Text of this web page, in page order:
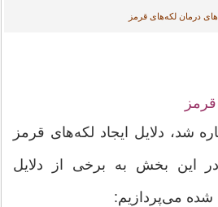
درمان لکه‌های قرمز
شد، دلایل ایجاد لکه‌های قرمز
در این بخش به برخی از دلایل
شده می‌پردازیم: